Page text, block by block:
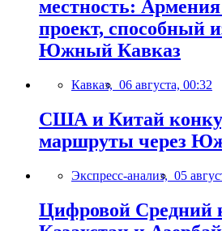
местность:
проект, способный
Южный Кавказ
Кавказ, 06 августа, 00:32
США и Китай
маршруты через
Экспресс-анализ, 05
Цифровой Средний